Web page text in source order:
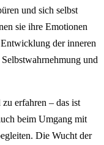
und sich selbst
sie ihre Emotionen
der inneren
und
erfahren – das ist
beim Umgang mit
Die Wucht der